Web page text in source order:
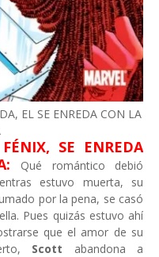
EL SE ENREDA CON LA
SE ENREDA
Qué romántico debió
estuvo muerta, su
por la pena, se casó
Pues quizás estuvo ahí
que el amor de su
Scott abandona a